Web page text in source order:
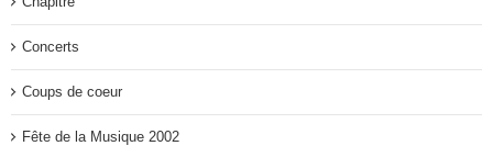
Concerts
Coups de coeur
Fête de la Musique 2002